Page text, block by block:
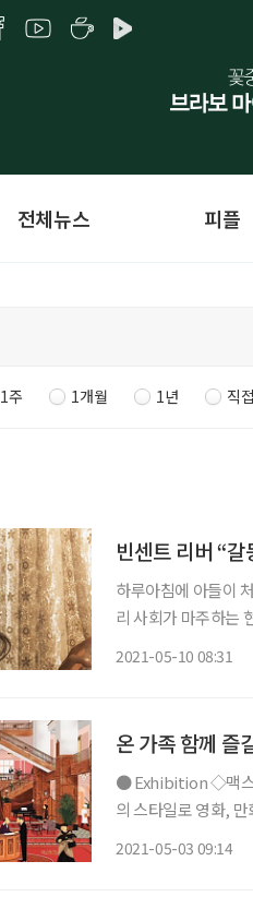
전체뉴스 피플
1주 1개월 1년 직
빈센트 리버 “
하루아침에 아들이
리 사회가 마주하는
2021-05-10 08:31
온 가족 함께 즐
● Exhibition ◇맥스 달튼, 영화의 순간들 일정 7월 11일까지 장소 마이아트뮤지엄 자신만
의 스타일로 영화,
2021-05-03 09:14